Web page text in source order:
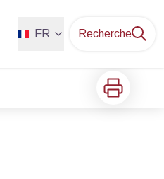
FR Recherche
Imprimer